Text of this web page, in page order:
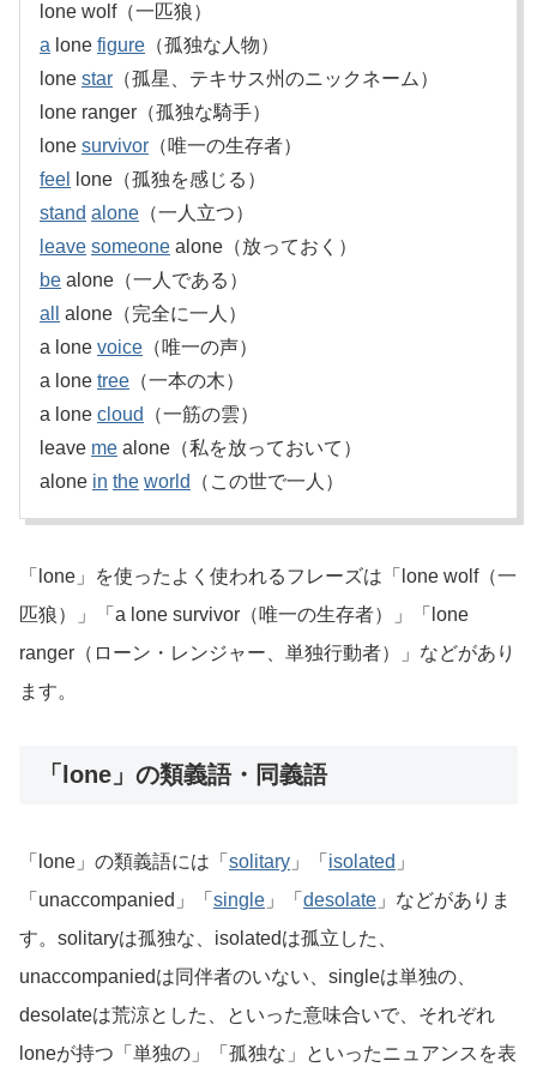
lone wolf（一匹狼）
a lone figure （孤独な人物）
lone star （孤星、テキサス州のニックネーム）
lone ranger（孤独な騎手）
lone survivor （唯一の生存者）
feel
lone（孤独を感じる）
stand alone （一人立つ）
leave someone alone（放っておく）
be alone（一人である）
all
alone（完全に一人）
a lone voice （唯一の声）
a lone tree （一本の木）
a lone cloud
（一筋の雲）
leave me alone（私を放っておいて）
alone in the world （この世で一人）
「lone」を使ったよく使われるフレーズは「lone wolf（一
匹狼）」「a lone survivor（唯一の生存者）」「lone
ranger（ローン・レンジャー、単独行動者）」などがあり
ます。
「lone」の類義語・同義語
「lone」の類義語には「 solitary 」「 isolated 」
「unaccompanied」「 single 」「 desolate 」などがありま
す。solitaryは孤独な、isolatedは孤立した、
unaccompaniedは同伴者のいない、singleは単独の、
desolateは荒涼とした、といった意味合いで、それぞれ
loneが持つ「単独の」「孤独な」といったニュアンスを表